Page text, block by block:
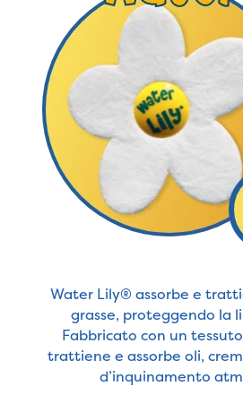
Water Lily® assorbe e
grasse, proteggendo la
Fabbricato con un
trattiene e assorbe oli,
d’inquinamento